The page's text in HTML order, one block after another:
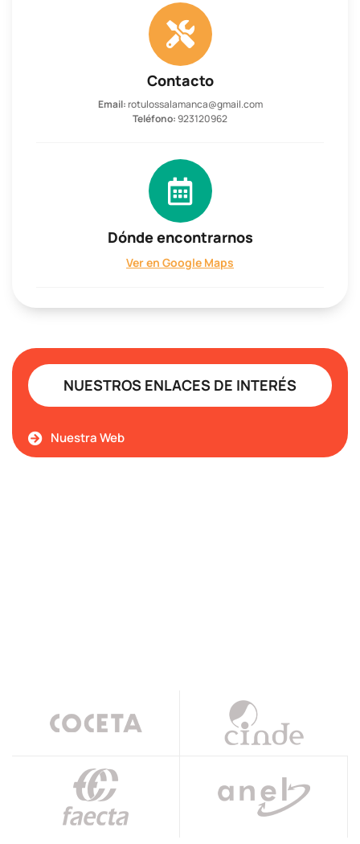
Contacto
Email: rotulossalamanca@gmail.com
Teléfono:923120962
Dónde encontrarnos
Ver en Google Maps
NUESTROS ENLACES DE INTERÉS
Nuestra Web